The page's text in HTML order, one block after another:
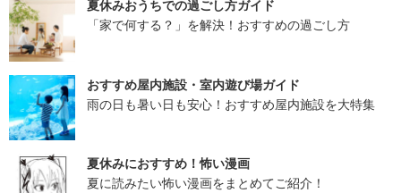
夏休みおうちでの過ごし方ガイド
「家で何する？」を解決！おすすめの過ごし方
おすすめ屋内施設・室内遊び場ガイド
雨の日も暑い日も安心！おすすめ屋内施設を大特集
夏休みにおすすめ！怖い漫画
夏に読みたい怖い漫画をまとめてご紹介！